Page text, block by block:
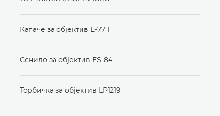
Капаче за објектив E-77 II
Сенило за објектив ES-84
Торбичка за објектив LP1219